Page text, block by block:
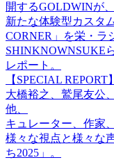
開するGOLDWINが、
新たな体験型カスタ
CORNER」を栄・ラ
SHINKNOWNSUKE
レポート。
【SPECIAL REPORT】
大橋裕之、鷲尾友公
他、
キュレーター、作家
様々な視点と様々な
ち2025」。